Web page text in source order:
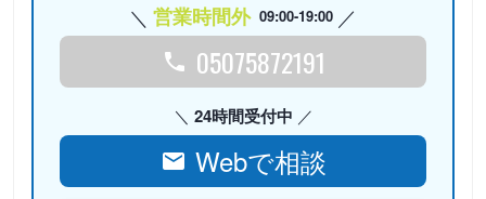
営業時間外 09:00-19:00
05075872191
24時間受付中
Webで相談